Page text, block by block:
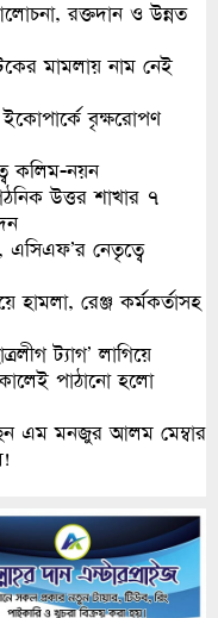
রক্তদান ও উন্নত
মামলায় নাম নেই
ইকোপার্কে বৃক্ষরোপণ
কলিম-নয়ন
উত্তর শাখার ৭
নেতৃত্বে
হামলা, রেঞ্জ কর্মকর্তাসহ
ট্যাগ’ লাগিয়ে
পাঠানো হলো
এম মনজুর আলম মেম্বার